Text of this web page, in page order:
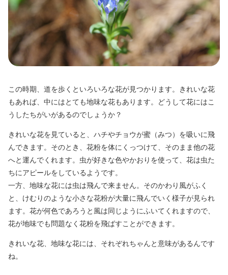
この時期、道を歩くといろいろな花が見つかります。きれいな花
もあれば、中にはとても地味な花もあります。どうして花にはこ
うしたちがいがあるのでしょうか？
きれいな花を見ていると、ハチやチョウが蜜（みつ）を吸いに飛
んできます。そのとき、花粉を体にくっつけて、そのまま他の花
へと運んでくれます。虫が好きな色やかおりを使って、花は虫た
ちにアピールをしているようです。
一方、地味な花には虫は飛んで来ません。そのかわり風がふく
と、けむりのような小さな花粉が大量に飛んでいく様子が見られ
ます。花が何色であろうと風は同じようにふいてくれますので、
花が地味でも問題なく花粉を飛ばすことができます。
きれいな花、地味な花には、それぞれちゃんと意味があるんです
ね。